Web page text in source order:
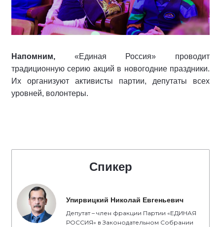
Напомним, «Единая Россия» проводит
традиционную серию акций в новогодние праздники.
Их организуют активисты партии, депутаты всех
уровней, волонтеры.
Спикер
Упирвицкий Николай Евгеньевич
Депутат – член фракции Партии «ЕДИНАЯ
РОССИЯ» в Законодательном Собрании